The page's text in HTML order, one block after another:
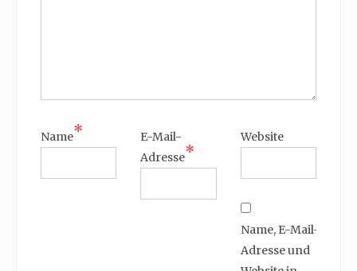
Name*
E-Mail-
Adresse*
Website
Name, E-Mail-
Adresse und